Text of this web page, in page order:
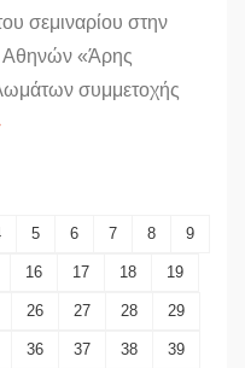
σεμιναρίου στην
Αθηνών «Άρης
συμμετοχής
5 6 7 8 9
16 17 18 19
26 27 28 29
36 37 38 39